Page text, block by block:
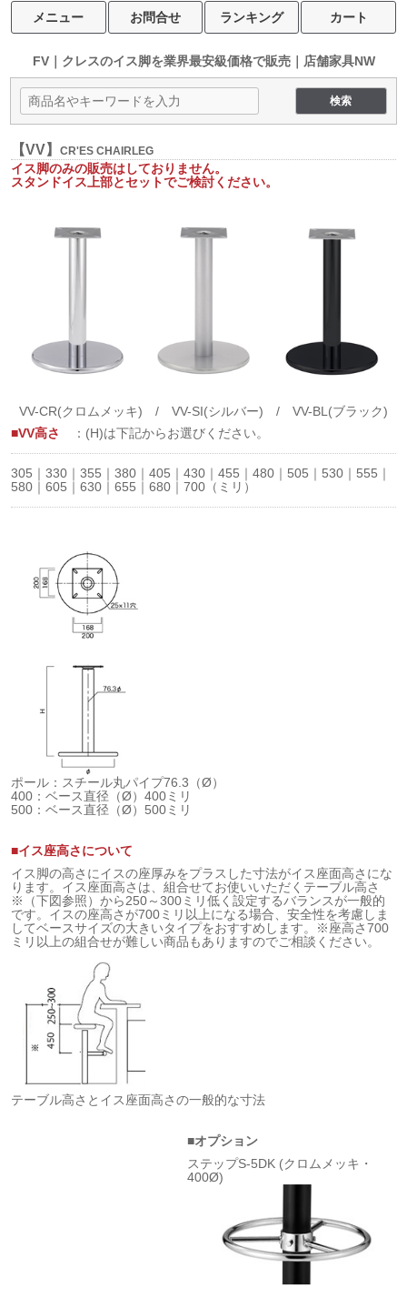
メニュー お問合せ ランキング カート
FV｜クレスのイス脚を業界最安級価格で販売｜店舗家具NW
【VV】CR'ES CHAIRLEG
イス脚のみの販売はしておりません。
スタンドイス上部とセットでご検討ください。
VV-CR(クロムメッキ) / VV-SI(シルバー) / VV-BL(ブラック)
■VV高さ
：(H)は下記からお選びください。
305｜330｜355｜380｜405｜430｜455｜480｜505｜530｜555｜
580｜605｜630｜655｜680｜700（ミリ）
ポール：スチール丸パイプ76.3（Ø）
400：ベース直径（Ø）400ミリ
500：ベース直径（Ø）500ミリ
■イス座高さについて
イス脚の高さにイスの座厚みをプラスした寸法がイス座面高さにな
ります。イス座面高さは、組合せてお使いいただくテーブル高さ
※（下図参照）から250～300ミリ低く設定するバランスが一般的
です。イスの座高さが700ミリ以上になる場合、安全性を考慮しま
してベースサイズの大きいタイプをおすすめします。※座高さ700
ミリ以上の組合せが難しい商品もありますのでご相談ください。
テーブル高さとイス座面高さの一般的な寸法
■オプション
ステップS-5DK (クロムメッキ・
400Ø)